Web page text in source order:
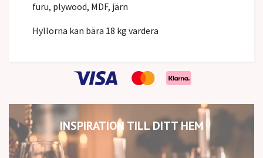
INSPIRATION TILL DITT HEM
furu, plywood, MDF, järn
Hyllorna kan bära 18 kg vardera